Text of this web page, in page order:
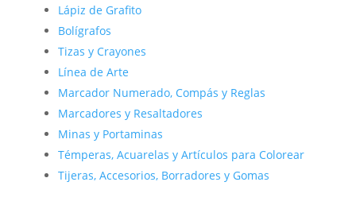
Lápiz de Grafito
Bolígrafos
Tizas y Crayones
Línea de Arte
Marcador Numerado, Compás y Reglas
Marcadores y Resaltadores
Minas y Portaminas
Témperas, Acuarelas y Artículos para Colorear
Tijeras, Accesorios, Borradores y Gomas